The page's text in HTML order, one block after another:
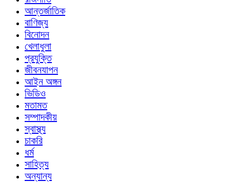
আন্তর্জাতিক
বাণিজ্য
বিনোদন
খেলাধুলা
প্রযুক্তি
জীবনযাপন
আইন অঙ্গন
ভিডিও
মতামত
সম্পাদকীয়
স্বাস্থ্য
চাকরি
ধর্ম
সাহিত্য
অন্যান্য